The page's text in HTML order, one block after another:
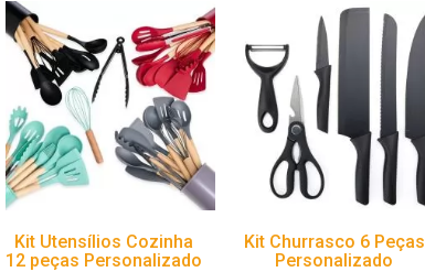
Kit Utensílios Cozinha
12 peças Personalizado
Kit Churrasco 6 Peças
Personalizado